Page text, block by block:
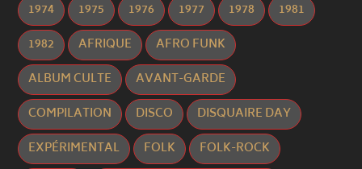
1974
1975 1976 1977 1978
1981
1982
AFRIQUE
AFRO FUNK
ALBUM CULTE
AVANT-GARDE
COMPILATION
DISCO
DISQUAIRE DAY
EXPÉRIMENTAL
FOLK
FOLK-ROCK